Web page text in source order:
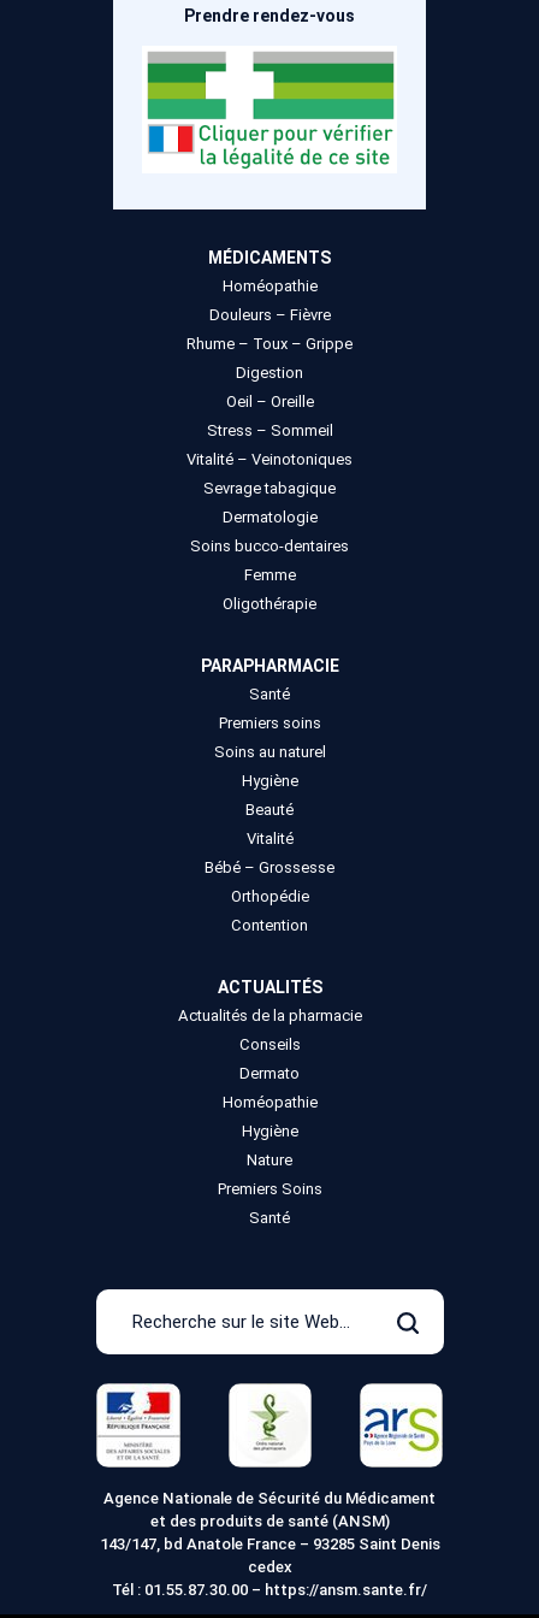
du
produit
Prendre rendez-vous
MÉDICAMENTS
Homéopathie
Douleurs – Fièvre
Rhume – Toux – Grippe
Digestion
Oeil – Oreille
Stress – Sommeil
Vitalité – Veinotoniques
Sevrage tabagique
Dermatologie
Soins bucco-dentaires
Femme
Oligothérapie
PARAPHARMACIE
Santé
Premiers soins
Soins au naturel
Hygiène
Beauté
Vitalité
Bébé – Grossesse
Orthopédie
Contention
ACTUALITÉS
Actualités de la pharmacie
Conseils
Dermato
Homéopathie
Hygiène
Nature
Premiers Soins
Santé
Recherche
le
site
Web
Rechercher
Agence Nationale de Sécurité du Médicament
et des produits de santé (ANSM)
143/147, bd Anatole France – 93285 Saint Denis
cedex
Tél : 01.55.87.30.00 – https://ansm.sante.fr/